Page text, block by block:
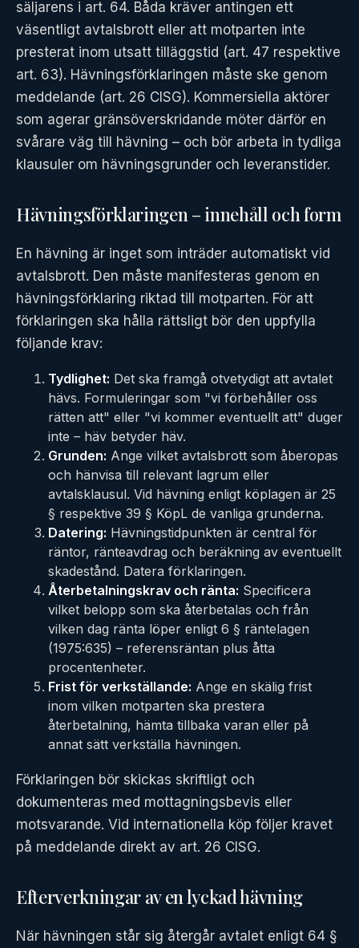
säljarens i art. 64. Båda kräver antingen ett
väsentligt avtalsbrott eller att motparten inte
presterat inom utsatt tilläggstid (art. 47 respektive
art. 63). Hävningsförklaringen måste ske genom
meddelande (art. 26 CISG). Kommersiella aktörer
som agerar gränsöverskridande möter därför en
svårare väg till hävning – och bör arbeta in tydliga
klausuler om hävningsgrunder och leveranstider.
Hävningsförklaringen – innehåll och form
En hävning är inget som inträder automatiskt vid
avtalsbrott. Den måste manifesteras genom en
hävningsförklaring riktad till motparten. För att
förklaringen ska hålla rättsligt bör den uppfylla
följande krav:
Tydlighet: Det ska framgå otvetydigt att avtalet
hävs. Formuleringar som "vi förbehåller oss
rätten att" eller "vi kommer eventuellt att" duger
inte – häv betyder häv.
Grunden: Ange vilket avtalsbrott som åberopas
och hänvisa till relevant lagrum eller
avtalsklausul. Vid hävning enligt köplagen är 25
§ respektive 39 § KöpL de vanliga grunderna.
Datering: Hävningstidpunkten är central för
räntor, ränteavdrag och beräkning av eventuellt
skadestånd. Datera förklaringen.
Återbetalningskrav och ränta: Specificera
vilket belopp som ska återbetalas och från
vilken dag ränta löper enligt 6 § räntelagen
(1975:635) – referensräntan plus åtta
procentenheter.
Frist för verkställande: Ange en skälig frist
inom vilken motparten ska prestera
återbetalning, hämta tillbaka varan eller på
annat sätt verkställa hävningen.
Förklaringen bör skickas skriftligt och
dokumenteras med mottagningsbevis eller
motsvarande. Vid internationella köp följer kravet
på meddelande direkt av art. 26 CISG.
Efterverkningar av en lyckad hävning
När hävningen står sig återgår avtalet enligt 64 §